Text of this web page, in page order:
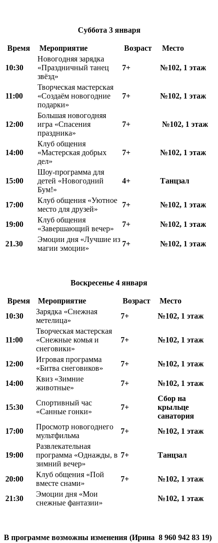
Суббота 3 января
Время Мероприятие Возраст Место
10:30
Новогодняя зарядка
«Праздничный танец
звёзд»
7+ №102, 1 этаж
11:00
Творческая мастерская
«Создаём новогодние
подарки»
7+ №102, 1 этаж
12:00
Большая новогодняя
игра «Спасения
праздника»
7+ №102, 1 этаж
14:00
Клуб общения
«Мастерская добрых
дел»
7+ №102, 1 этаж
15:00
Шоу-программа для
детей «Новогодний
Бум!»
4+ Танцзал
17:00
Клуб общения «Уютное
место для друзей»
7+ №102, 1 этаж
19:00
Клуб общения
«Завершающий вечер»
7+ №102, 1 этаж
21.30
Эмоции дня «Лучшие из
магии эмоции»
7+ №102, 1 этаж
Воскресенье 4 января
Время Мероприятие Возраст
Место
10:30
Зарядка «Снежная
метелица»
7+ №102, 1 этаж
11:00
Творческая мастерская
«Снежные комья и
снеговики»
7+ №102, 1 этаж
12:00
Игровая программа
«Битва снеговиков»
7+ №102, 1 этаж
14:00
Квиз «Зимние
животные»
7+ №102, 1 этаж
15:30
Спортивный час
«Санные гонки»
7+
Сбор на
крыльце
санатория
17:00
Просмотр новогоднего
мультфильма
7+ №102, 1 этаж
19:00
Развлекательная
программа «Однажды, в
зимний вечер»
7+ Танцзал
20:00
Клуб общения «Пой
вместе снами»
7+ №102, 1 этаж
21:30
Эмоции дня «Мои
снежные фантазии»
№102, 1 этаж
В программе возможны изменения (Ирина 8 960 942 83 19)